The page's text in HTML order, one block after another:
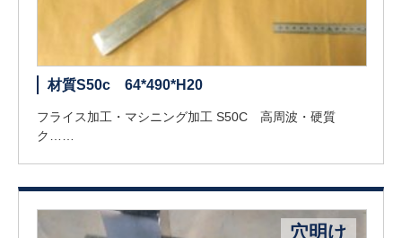
材質S50c 64*490*H20
フライス加工・マシニング加工 S50C 高周波・硬質
ク……
穴明け